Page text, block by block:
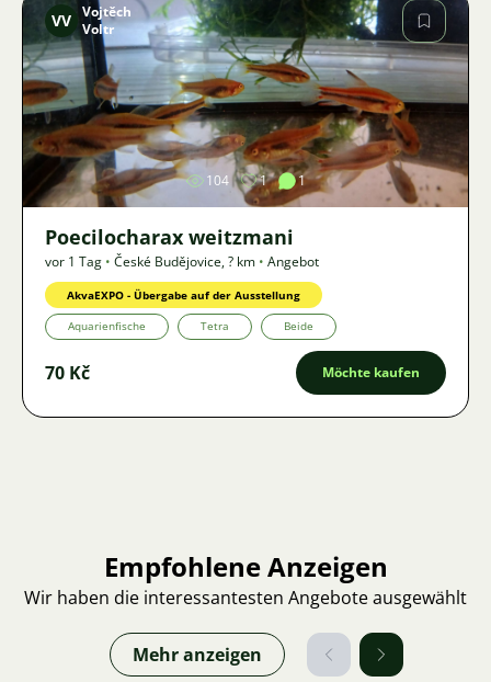
Bild
VV Vojtěch
Voltr
104 1 1
Poecilocharax weitzmani
vor 1 Tag • České Budějovice,? km • Angebot
AkvaEXPO - Übergabe auf der Ausstellung
Aquarienfische Tetra Beide
70 Kč Möchte kaufen
Empfohlene Anzeigen
Wir haben die interessantesten Angebote ausgewählt
Mehr anzeigen